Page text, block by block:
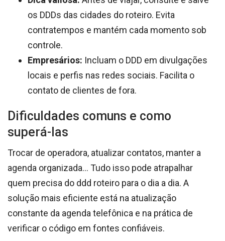
os DDDs das cidades do roteiro. Evita
contratempos e mantém cada momento sob
controle.
Empresários: Incluam o DDD em divulgações
locais e perfis nas redes sociais. Facilita o
contato de clientes de fora.
Dificuldades comuns e como
superá-las
Trocar de operadora, atualizar contatos, manter a
agenda organizada… Tudo isso pode atrapalhar
quem precisa do ddd roteiro para o dia a dia. A
solução mais eficiente está na atualização
constante da agenda telefônica e na prática de
verificar o código em fontes confiáveis.